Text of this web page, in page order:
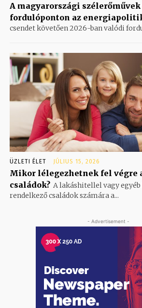
A magyarországi szélerőművek
fordulóponton az
csendet követően 2026-ban valódi
ÜZLETI ÉLET JÚLIUS 15, 2026
Mikor lélegezhetnek fel végre
családok? A lakáshitellel vagy
rendelkező családok számára a...
- Advertisement -